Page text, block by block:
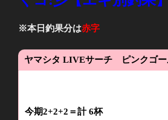
※本日釣果分は赤字
ヤマシタ LIVEサーチ ピンクゴー
今期2+2+2 ＝計6杯